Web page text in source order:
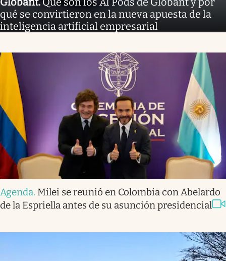
qué se convirtieron en la nueva apuesta de la
inteligencia artificial empresarial
Agenda. Milei se reunió en Colombia con Abelardo
de la Espriella antes de su asunción presidencial